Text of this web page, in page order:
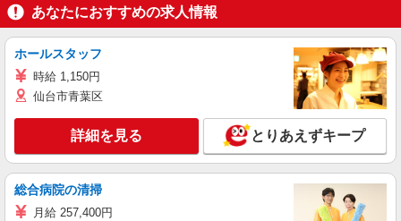
あなたにおすすめの求人情報
ホールスタッフ
時給 1,150円
仙台市青葉区
詳細を見る とりあえずキープ
総合病院の清掃
月給 257,400円